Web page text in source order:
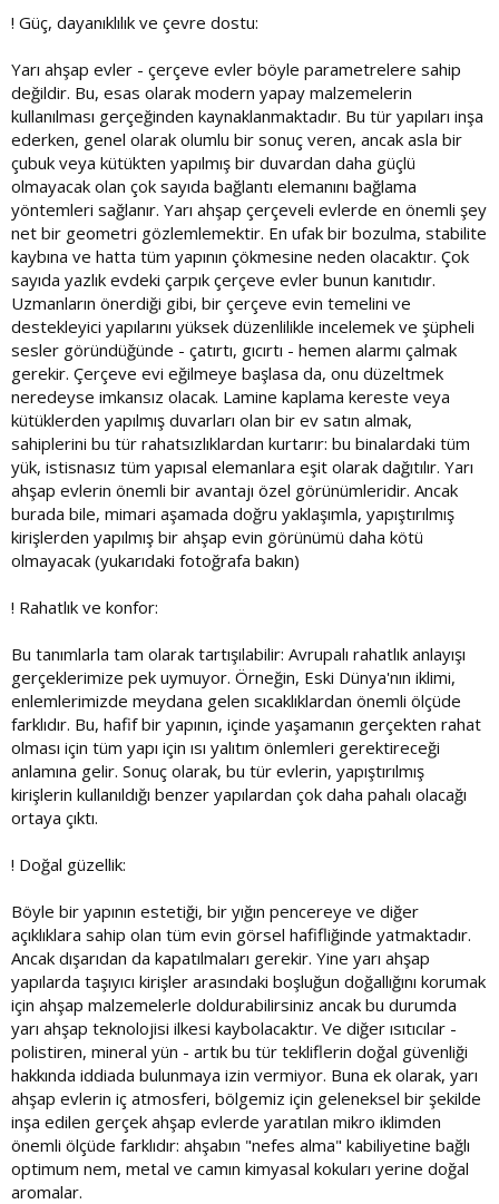
! Güç, dayanıklılık ve çevre dostu:
Yarı ahşap evler - çerçeve evler böyle parametrelere sahip
değildir. Bu, esas olarak modern yapay malzemelerin
kullanılması gerçeğinden kaynaklanmaktadır. Bu tür yapıları inşa
ederken, genel olarak olumlu bir sonuç veren, ancak asla bir
çubuk veya kütükten yapılmış bir duvardan daha güçlü
olmayacak olan çok sayıda bağlantı elemanını bağlama
yöntemleri sağlanır. Yarı ahşap çerçeveli evlerde en önemli şey
net bir geometri gözlemlemektir. En ufak bir bozulma, stabilite
kaybına ve hatta tüm yapının çökmesine neden olacaktır. Çok
sayıda yazlık evdeki çarpık çerçeve evler bunun kanıtıdır.
Uzmanların önerdiği gibi, bir çerçeve evin temelini ve
destekleyici yapılarını yüksek düzenlilikle incelemek ve şüpheli
sesler göründüğünde - çatırtı, gıcırtı - hemen alarmı çalmak
gerekir. Çerçeve evi eğilmeye başlasa da, onu düzeltmek
neredeyse imkansız olacak. Lamine kaplama kereste veya
kütüklerden yapılmış duvarları olan bir ev satın almak,
sahiplerini bu tür rahatsızlıklardan kurtarır: bu binalardaki tüm
yük, istisnasız tüm yapısal elemanlara eşit olarak dağıtılır. Yarı
ahşap evlerin önemli bir avantajı özel görünümleridir. Ancak
burada bile, mimari aşamada doğru yaklaşımla, yapıştırılmış
kirişlerden yapılmış bir ahşap evin görünümü daha kötü
olmayacak (yukarıdaki fotoğrafa bakın)
! Rahatlık ve konfor:
Bu tanımlarla tam olarak tartışılabilir: Avrupalı ​​rahatlık anlayışı
gerçeklerimize pek uymuyor. Örneğin, Eski Dünya'nın iklimi,
enlemlerimizde meydana gelen sıcaklıklardan önemli ölçüde
farklıdır. Bu, hafif bir yapının, içinde yaşamanın gerçekten rahat
olması için tüm yapı için ısı yalıtım önlemleri gerektireceği
anlamına gelir. Sonuç olarak, bu tür evlerin, yapıştırılmış
kirişlerin kullanıldığı benzer yapılardan çok daha pahalı olacağı
ortaya çıktı.
! Doğal güzellik:
Böyle bir yapının estetiği, bir yığın pencereye ve diğer
açıklıklara sahip olan tüm evin görsel hafifliğinde yatmaktadır.
Ancak dışarıdan da kapatılmaları gerekir. Yine yarı ahşap
yapılarda taşıyıcı kirişler arasındaki boşluğun doğallığını korumak
için ahşap malzemelerle doldurabilirsiniz ancak bu durumda
yarı ahşap teknolojisi ilkesi kaybolacaktır. Ve diğer ısıtıcılar -
polistiren, mineral yün - artık bu tür tekliflerin doğal güvenliği
hakkında iddiada bulunmaya izin vermiyor. Buna ek olarak, yarı
ahşap evlerin iç atmosferi, bölgemiz için geleneksel bir şekilde
inşa edilen gerçek ahşap evlerde yaratılan mikro iklimden
önemli ölçüde farklıdır: ahşabın "nefes alma" kabiliyetine bağlı
optimum nem, metal ve camın kimyasal kokuları yerine doğal
aromalar.